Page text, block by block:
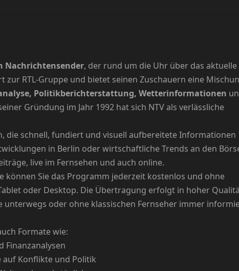
Nachrichtensender, der rund um die Uhr über das aktuelle
RTL-Gruppe und bietet seinen Zuschauern eine
Politikberichterstattung, Wetterinformationen
Gründung im Jahr 1992 hat sich NTV als verlässliche
die schnell, fundiert und visuell aufbereitete Informationen
in Berlin oder wirtschaftliche Trends an den
live im Fernsehen und auch online.
können Sie das Programm jederzeit kostenlos und ohne
oder Desktop. Die Übertragung erfolgt in hoher
unterwegs oder ohne klassischen Fernseher immer
Formate wie:
Finanzanalysen
auf Konflikte und Politik